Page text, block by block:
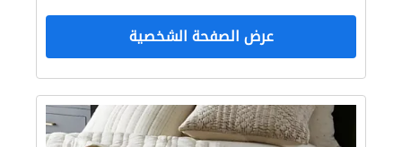
عرض الصفحة الشخصية